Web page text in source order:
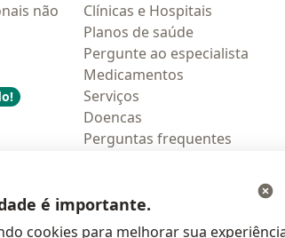
não
Clínicas e Hospitais
Planos de saúde
Pergunte ao especialista
Medicamentos
Serviços
Doencas
Perguntas frequentes
é importante.
cookies para melhorar sua